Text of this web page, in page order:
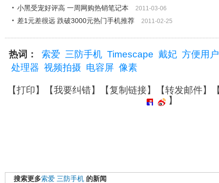
小黑受宠好评高 一周网购热销笔记本 2011-03-06
差1元差很远 跌破3000元热门手机推荐 2011-02-25
热词： 索爱 三防手机 Timescape 戴妃 方便用户
处理器 视频拍摄 电容屏 像素
【打印】【我要纠错】【复制链接】【转发邮件】
】
搜索更多索爱 三防手机 的新闻